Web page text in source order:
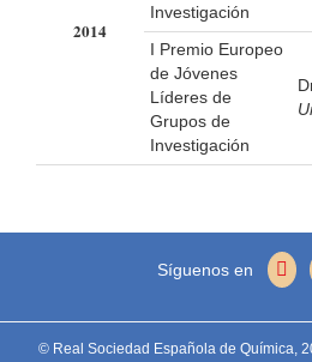
2014
Investigación
I Premio Europeo
de Jóvenes
Líderes de
Grupos de
Investigación
Síguenos en
© Real Sociedad Española de Química,